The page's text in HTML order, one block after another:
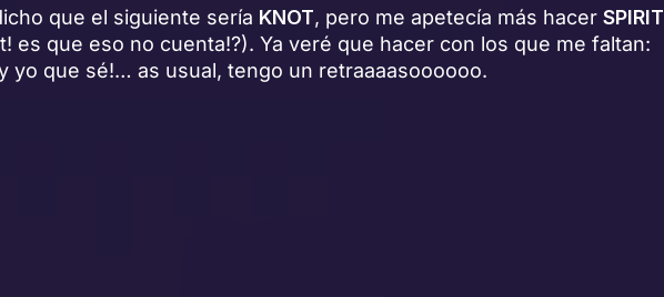
que el siguiente sería KNOT, pero me apetecía más hacer SPIRIT
es que eso no cuenta!?). Ya veré que hacer con los que me faltan:
yo que sé!… as usual, tengo un retraaaasoooooo.